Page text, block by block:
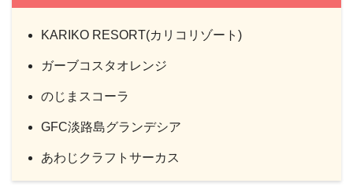
KARIKO RESORT(カリコリゾート)
ガーブコスタオレンジ
のじまスコーラ
GFC淡路島グランデシア
あわじクラフトサーカス